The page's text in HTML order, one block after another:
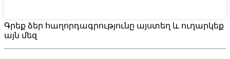
Գրեք ձեր հաղորդագրությունը այստեղ և ուղարկեք
այն մեզ